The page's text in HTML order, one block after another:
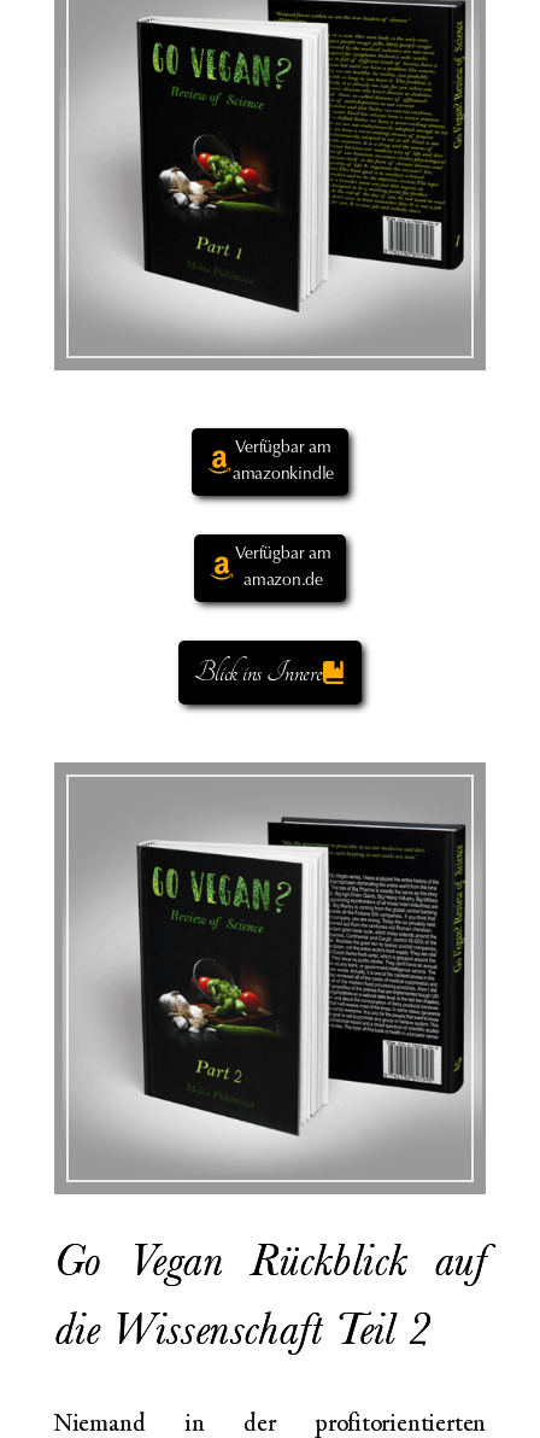
Verfügbar am
amazonkindle
Verfügbar am
amazon.de
Blick ins Innere
Go Vegan Rückblick auf
die Wissenschaft Teil 2
Niemand in der profitorientierten